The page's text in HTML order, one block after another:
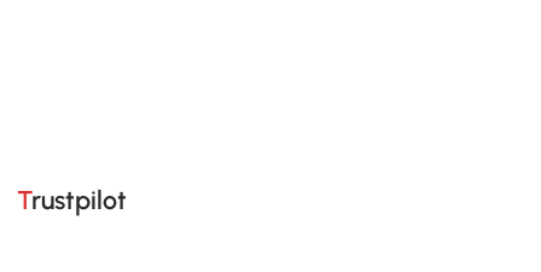
Trustpilot